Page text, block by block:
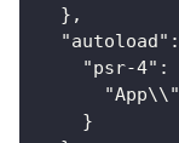
} ,
"autoload" :
"psr-4" :
"App\\"
}